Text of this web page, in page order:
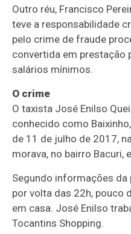
Outro réu, Francisco
teve a responsabilidade
pelo crime de fraude
convertida em prestação
salários mínimos.
O crime
O taxista José Enilso
conhecido como
de 11 de julho de 2017,
morava, no bairro Bacuri,
Segundo informações
por volta das 22h, pouco
em casa. José Enilso
Tocantins Shopping.